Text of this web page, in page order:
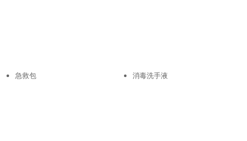
急救包
消毒洗手液